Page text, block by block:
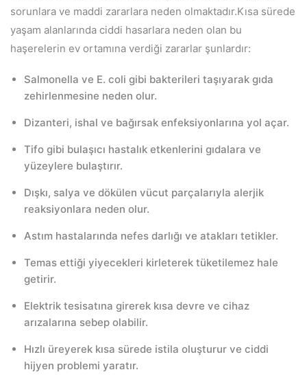
sorunlara ve maddi zararlara neden olmaktadır.Kısa sürede
yaşam alanlarında ciddi hasarlara neden olan bu
haşerelerin ev ortamına verdiği zararlar şunlardır:
Salmonella ve E. coli gibi bakterileri taşıyarak gıda
zehirlenmesine neden olur.
Dizanteri, ishal ve bağırsak enfeksiyonlarına yol açar.
Tifo gibi bulaşıcı hastalık etkenlerini gıdalara ve
yüzeylere bulaştırır.
Dışkı, salya ve dökülen vücut parçalarıyla alerjik
reaksiyonlara neden olur.
Astım hastalarında nefes darlığı ve atakları tetikler.
Temas ettiği yiyecekleri kirleterek tüketilemez hale
getirir.
Elektrik tesisatına girerek kısa devre ve cihaz
arızalarına sebep olabilir.
Hızlı üreyerek kısa sürede istila oluşturur ve ciddi
hijyen problemi yaratır.